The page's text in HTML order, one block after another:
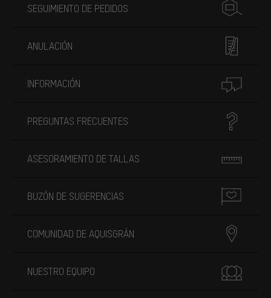
SEGUIMIENTO DE PEDIDOS
ANULACIÓN
INFORMACIÓN
PREGUNTAS FRECUENTES
ASESORAMIENTO DE TALLAS
BUZÓN DE SUGERENCIAS
COMUNIDAD DE AQUISGRÁN
NUESTRO EQUIPO